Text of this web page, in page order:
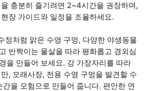
충분히 즐기려면 2~4시간을 권장하며,
장 가이드와 일정을 조율하세요.
정처럼 맑은 수영 구멍, 다양한 야생동물
반짝이는 물살을 따라 평화롭고 경외심
을 만들어 보세요. 강 가장자리를 따라
, 모래사장, 전용 수영 구멍을 발견할 수
을 모험으로 만들어 줍니다. 편안한 연